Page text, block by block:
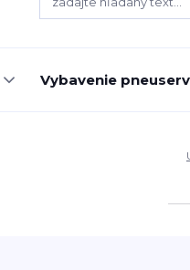
Vybavenie